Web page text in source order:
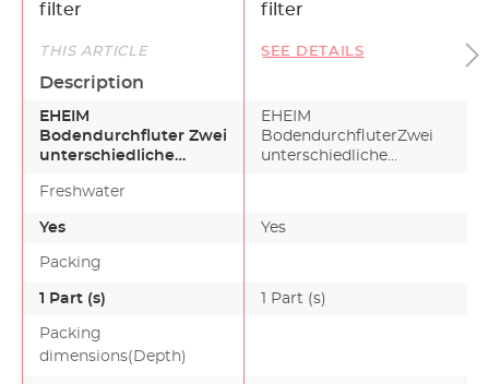
filter
filter
THIS ARTICLE SEE DETAILS
Description
EHEIM
Bodendurchfluter Zwei
unterschiedliche
nach dem Durchstr…
EHEIM
BodendurchfluterZwei
unterschiedliche
Freshwater
Yes Yes
Packing
1 Part (s) 1 Part (s)
Packing
dimensions(Depth)